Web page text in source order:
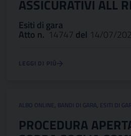
ASSICURATIVI ALL
Esiti di gara
Atto n. 14747 del 14/07/
LEGGI DI PIÙ
ALBO ONLINE, BANDI DI GARA, ESITI DI
PROCEDURA